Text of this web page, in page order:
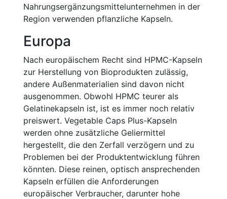
Nahrungsergänzungsmittelunternehmen in der
Region verwenden pflanzliche Kapseln.
Europa
Nach europäischem Recht sind HPMC-Kapseln
zur Herstellung von Bioprodukten zulässig,
andere Außenmaterialien sind davon nicht
ausgenommen. Obwohl HPMC teurer als
Gelatinekapseln ist, ist es immer noch relativ
preiswert. Vegetable Caps Plus-Kapseln
werden ohne zusätzliche Geliermittel
hergestellt, die den Zerfall verzögern und zu
Problemen bei der Produktentwicklung führen
könnten. Diese reinen, optisch ansprechenden
Kapseln erfüllen die Anforderungen
europäischer Verbraucher, darunter hohe